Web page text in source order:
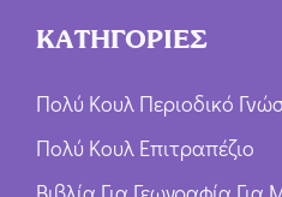
ΚΑΤΗΓΟΡΙΕΣ
Πολύ Κουλ Περιοδικό
Πολύ Κουλ Επιτραπέζιο